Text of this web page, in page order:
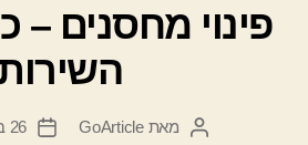
פינוי מחסנים –
המחבר
מאתGoArticle
תאריך
26 באוגוסט 2016